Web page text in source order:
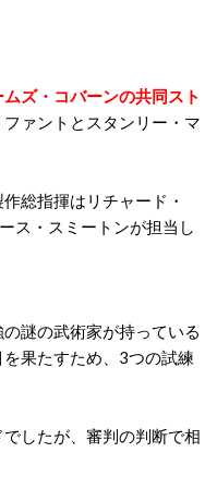
ズ・コバーンの共同スト
ァントとスタンリー・マ
総指揮はリチャード・
ス・スミートンが担当し
謎の武術家が持っている
を果たすため、3つの試練
したが、審判の判断で相